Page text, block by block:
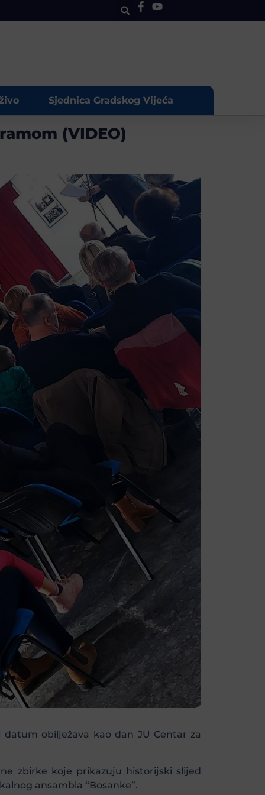
Sjednica Gradskog Vijeća
(VIDEO)
obilježava kao dan JU Centar za
zbirke koje prikazuju historijski slijed
ansambla “Bosanke”.